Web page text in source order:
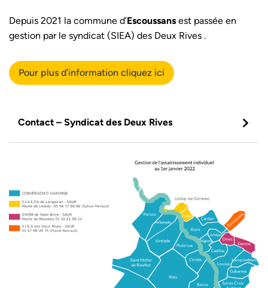
Depuis 2021 la commune d’Escoussans est passée en
gestion par le syndicat (SIEA) des Deux Rives .
Pour plus d’information cliquez ici
Contact – Syndicat des Deux Rives